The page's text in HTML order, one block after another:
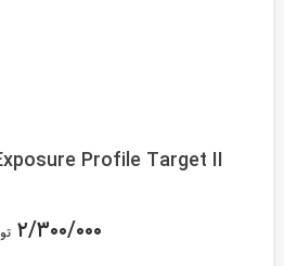
Profile Target II
۲/۳۰۰/۰۰۰